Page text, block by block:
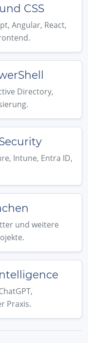
CSS
Angular, React,
Directory,
Intune, Entra ID,
und weitere
Praxis.